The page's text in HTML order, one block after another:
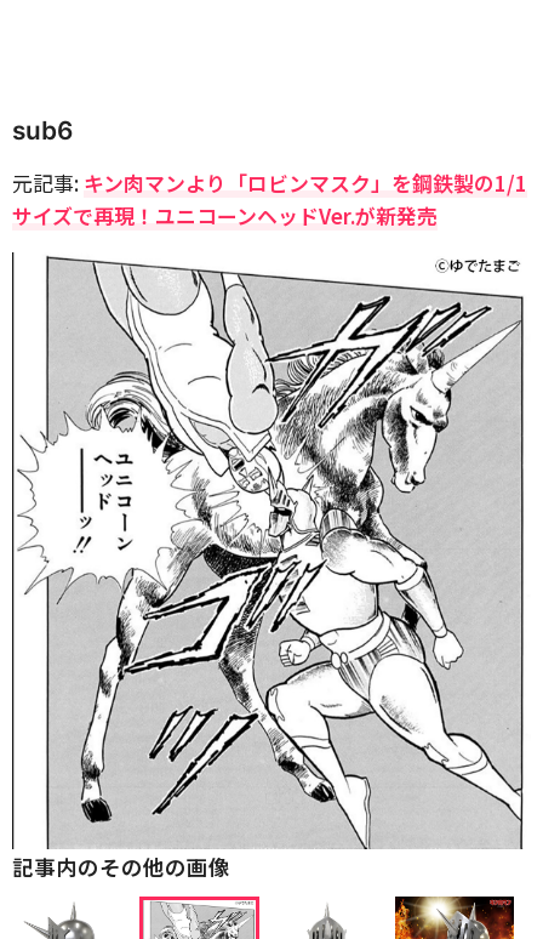
sub6
元記事: キン肉マンより「ロビンマスク」を鋼鉄製の1/1
サイズで再現！ユニコーンヘッドVer.が新発売
記事内のその他の画像